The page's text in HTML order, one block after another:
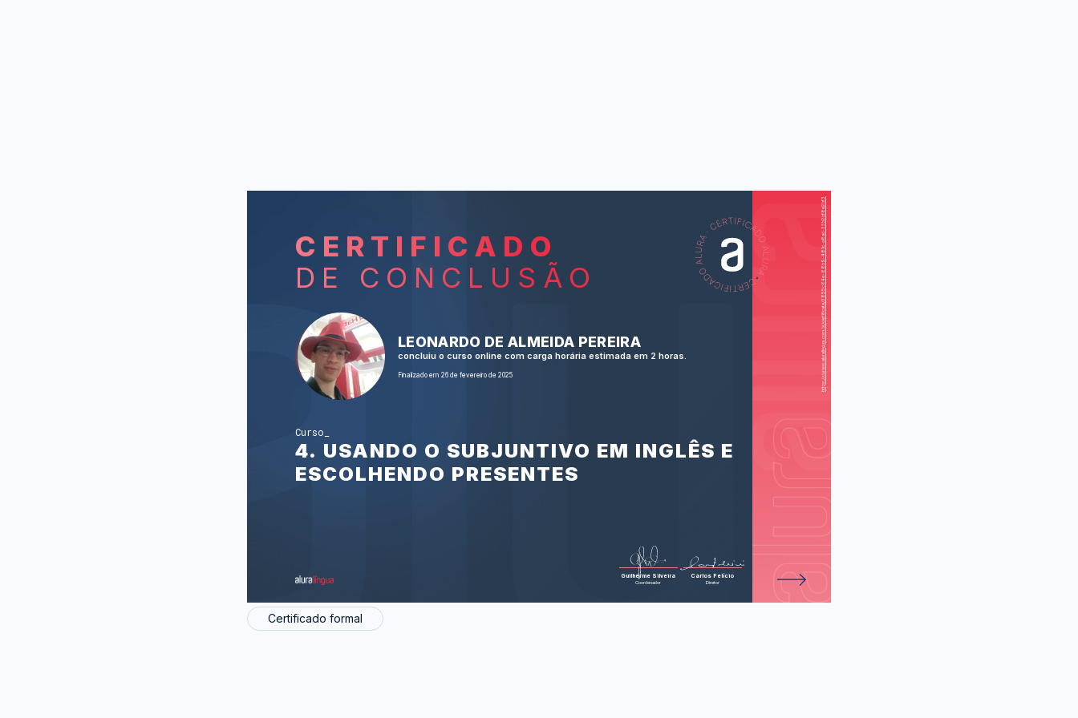
CERTIFICADO
DE CONCLUSÃO
LEONARDO DE ALMEIDA PEREIRA
concluiu o curso online com carga horária estimada em 2 horas.
Finalizado em 26 de fevereiro de 2025
Curso
4. USANDO O SUBJUNTIVO EM INGLÊS E
ESCOLHENDO PRESENTES
Guilherme Silveira
Coordenador
Carlos Felício
Diretor
https://cursos.aluralingua.com.br/certificate/3855c64e-88b9-481c-a8ad-33b2cf8e2bf3
AU
LAS
Buying clothes (Comprando
diferença entre livros e
quadrinhos mensais)
Foram feitas 28 de 28 atividades.
Certificado formal